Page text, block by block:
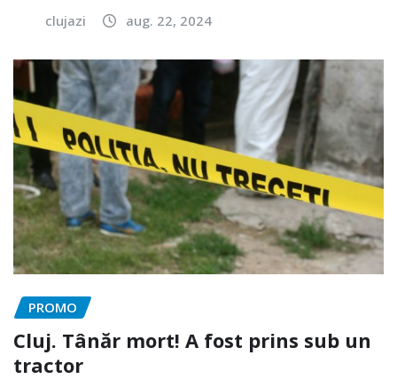
clujazi aug. 22, 2024
PROMO
Cluj. Tânăr mort! A fost prins sub un
tractor